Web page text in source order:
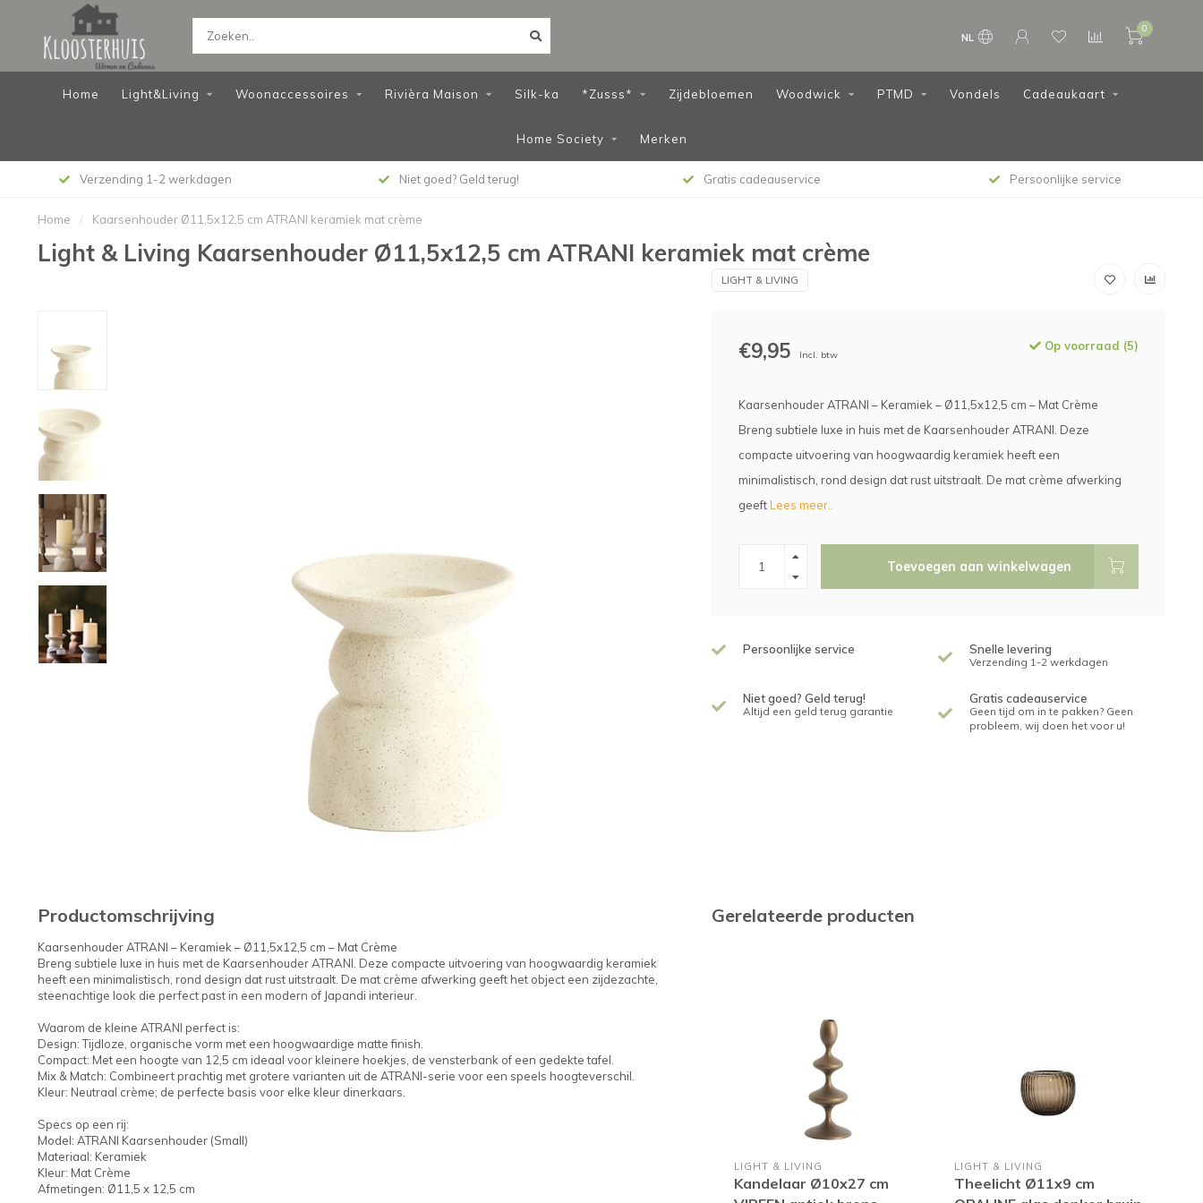
NL
0
Home Light&Living Woonaccessoires Rivièra Maison Silk-ka *Zusss* Zijdebloemen Woodwick PTMD Vondels Cadeaukaart
Home Society Merken
Verzending 1-2 werkdagen Niet goed? Geld terug! Gratis cadeauservice Persoonlijke service
Home / Kaarsenhouder Ø11,5x12,5 cm ATRANI keramiek mat crème
Light & Living Kaarsenhouder Ø11,5x12,5 cm ATRANI keramiek mat crème
LIGHT & LIVING
€9,95 Incl. btw
Op voorraad (5)
Kaarsenhouder ATRANI – Keramiek – Ø11,5x12,5 cm – Mat Crème
Breng subtiele luxe in huis met de Kaarsenhouder ATRANI. Deze
compacte uitvoering van hoogwaardig keramiek heeft een
minimalistisch, rond design dat rust uitstraalt. De mat crème afwerking
geeftLees meer..
Toevoegen aan winkelwagen
Persoonlijke service Snelle levering
Verzending 1-2 werkdagen
Niet goed? Geld terug!
Altijd een geld terug garantie
Gratis cadeauservice
Geen tijd om in te pakken? Geen
probleem, wij doen het voor u!
Productomschrijving
Kaarsenhouder ATRANI – Keramiek – Ø11,5x12,5 cm – Mat Crème
Breng subtiele luxe in huis met de Kaarsenhouder ATRANI. Deze compacte uitvoering van hoogwaardig keramiek
heeft een minimalistisch, rond design dat rust uitstraalt. De mat crème afwerking geeft het object een zijdezachte,
steenachtige look die perfect past in een modern of Japandi interieur.
Waarom de kleine ATRANI perfect is:
Design: Tijdloze, organische vorm met een hoogwaardige matte finish.
Compact: Met een hoogte van 12,5 cm ideaal voor kleinere hoekjes, de vensterbank of een gedekte tafel.
Mix & Match: Combineert prachtig met grotere varianten uit de ATRANI-serie voor een speels hoogteverschil.
Kleur: Neutraal crème; de perfecte basis voor elke kleur dinerkaars.
Specs op een rij:
Model: ATRANI Kaarsenhouder (Small)
Materiaal: Keramiek
Kleur: Mat Crème
Afmetingen: Ø11,5 x 12,5 cm
Gerelateerde producten
LIGHT & LIVING
Kandelaar Ø10x27 cm
LIGHT & LIVING
Theelicht Ø11x9 cm